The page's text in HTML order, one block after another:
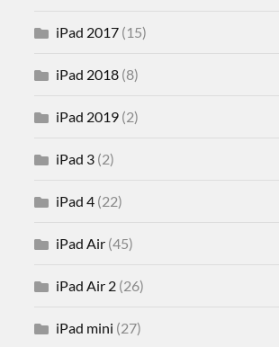
iPad 2017 (15)
iPad 2018 (8)
iPad 2019 (2)
iPad 3 (2)
iPad 4 (22)
iPad Air (45)
iPad Air 2 (26)
iPad mini (27)